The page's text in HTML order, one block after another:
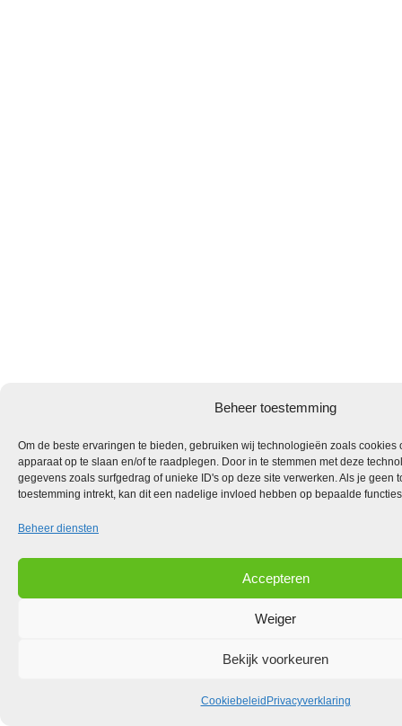
Beheer toestemming
Om de beste ervaringen te bieden, gebruiken wij technologieën zoals cookies
apparaat op te slaan en/of te raadplegen. Door in te stemmen met deze
gegevens zoals surfgedrag of unieke ID's op deze site verwerken. Als je geen
toestemming intrekt, kan dit een nadelige invloed hebben op bepaalde
Beheer diensten
Accepteren
Weiger
Bekijk voorkeuren
Cookiebeleid Privacyverklaring